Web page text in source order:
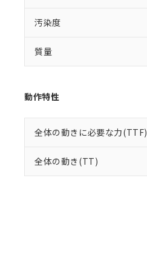
汚染度
質量
動作特性
全体の動きに必要な力(TTF)
全体の動き(TT)